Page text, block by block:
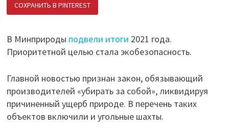
СОХРАНИТЬ В PINTEREST
В Минприроды подвели итоги 2021 года.
Приоритетной целью стала экобезопасность.
Главной новостью признан закон, обязывающий
производителей «убирать за собой», ликвидируя
причиненный ущерб природе. В перечень таких
объектов включили и угольные шахты.